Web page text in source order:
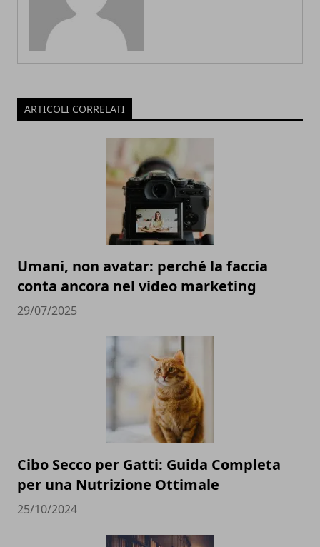
ARTICOLI CORRELATI
Umani, non avatar: perché la faccia
conta ancora nel video marketing
29/07/2025
Cibo Secco per Gatti: Guida Completa
per una Nutrizione Ottimale
25/10/2024